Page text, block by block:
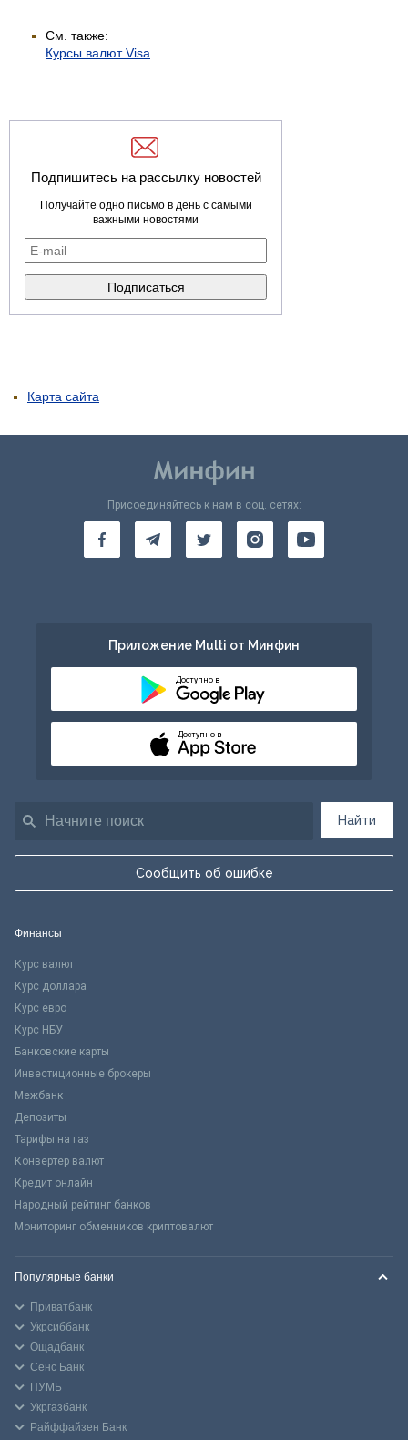
См. также:
Курсы валют Visa
Подпишитесь на рассылку новостей
Получайте одно письмо в день с самыми
важными новостями
Карта сайта
Найти
Сообщить об ошибке
Присоединяйтесь к нам в соц. сетях:
Приложение Multi от Минфин
Доступно в
Доступно в
Финансы
Курс валют
Курс доллара
Курс евро
Курс НБУ
Банковские карты
Инвестиционные брокеры
Межбанк
Депозиты
Тарифы на газ
Конвертер валют
Кредит онлайн
Народный рейтинг банков
Мониторинг обменников криптовалют
Популярные банки
Приватбанк
Укрсиббанк
Ощадбанк
Сенс Банк
ПУМБ
Укргазбанк
Райффайзен Банк